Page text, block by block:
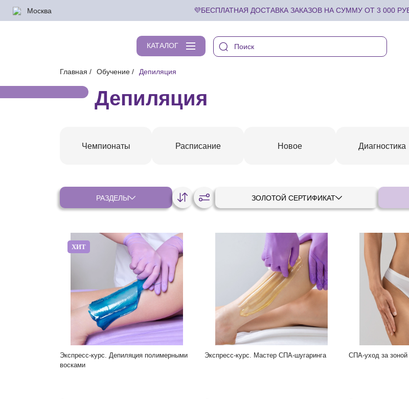
💜БЕСПЛАТНАЯ ДОСТАВКА ЗАКАЗОВ НА СУММУ ОТ 3 000
Москва
КАТАЛОГ
Главная Обучение Депиляция
Депиляция
Чемпионаты Расписание Новое Диагностика
РАЗДЕЛЫ ЗОЛОТОЙ СЕРТИФИКАТ
ХИТ
Экспресс-курс. Депиляция полимерными
восками
Экспресс-курс. Мастер СПА-шугаринга СПА-уход за зоной